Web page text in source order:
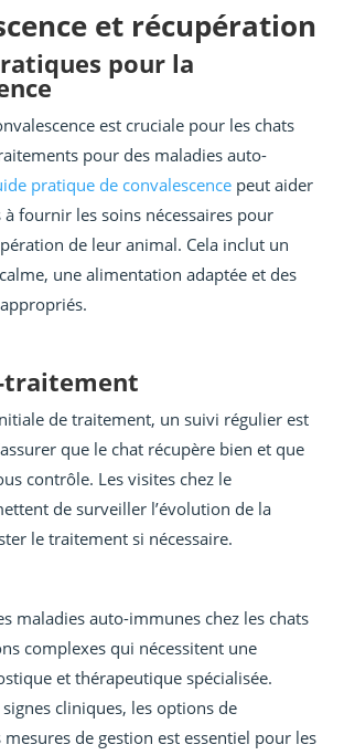
et récupération
pour la
est cruciale pour les chats
pour des maladies auto-
pratique de convalescence peut aider
fournir les soins nécessaires pour
de leur animal. Cela inclut un
une alimentation adaptée et des
traitement
de traitement, un suivi régulier est
que le chat récupère bien et que
contrôle. Les visites chez le
de surveiller l’évolution de la
le traitement si nécessaire.
maladies auto-immunes chez les chats
complexes qui nécessitent une
et thérapeutique spécialisée.
cliniques, les options de
de gestion est essentiel pour les